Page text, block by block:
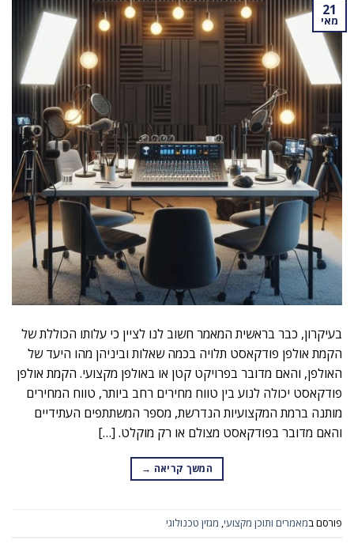
21
מאי
בעיקרון, כבר בראשית המאמר חשוב לנו לציין כי עלותו הכוללת של
הקמת אולפן פודקאסט תלויה בכמה שאלות וביניהן מהו היעד של
האולפן, והאם מדובר בפרויקט קטן או באולפן מקצועי. הקמת אולפן
פודקאסט יכולה לנוע בין טווח מחירים רחב ביותר, טווח המחירים
מותנה ברמת המקצועיות הנדרשת, מספר המשתתפים העתידיים
והאם מדובר בפודקאסט מצולם או רק מוקלט. […]
המשך קריאה →
פורסם במאמרים ותוכן מקצועי, מגזין טכנולוגי